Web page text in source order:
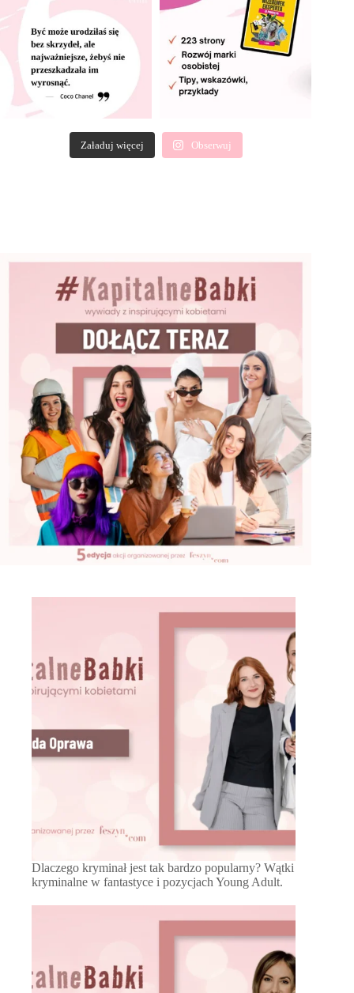
Załaduj więcej Obserwuj
Dlaczego kryminał jest tak bardzo popularny? Wątki
kryminalne w fantastyce i pozycjach Young Adult.